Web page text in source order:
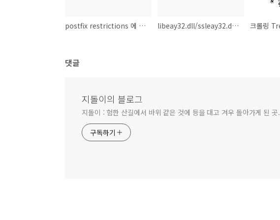
postfix restrictions 에 대해.. 끄적끄적 libeay32.dll/ssleay32.dll LoadLibrary시 ERROR_INVALID_ADDRESS(487)오류나는 경우
댓글
지돌이의 블로그
지돌이 : 험한 산길에서 바위 같은 것에 등을 대고 겨우 돌아가게 된 곳.
구독하기